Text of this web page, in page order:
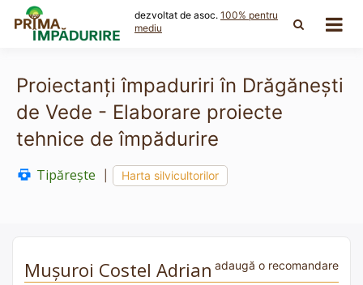
content
dezvoltat de asoc. 100% pentru
mediu
Proiectanți împaduriri în Drăgănești
de Vede - Elaborare proiecte
tehnice de împădurire
Tipărește Harta silvicultorilor
Mușuroi Costel Adrian adaugă o recomandare